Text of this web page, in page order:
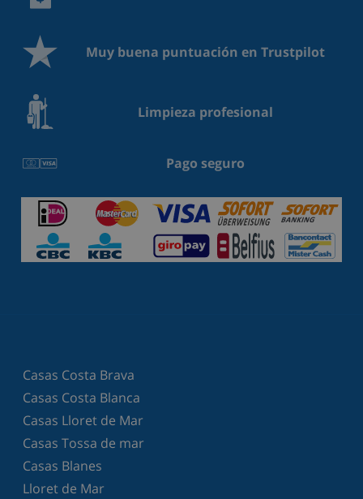
Muy buena puntuación en Trustpilot
Limpieza profesional
Pago seguro
Casas Costa Brava
Casas Costa Blanca
Casas Lloret de Mar
Casas Tossa de mar
Casas Blanes
Lloret de Mar